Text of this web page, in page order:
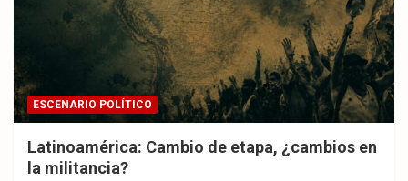
ESCENARIO POLÍTICO
Latinoamérica: Cambio de etapa, ¿cambios en
la militancia?